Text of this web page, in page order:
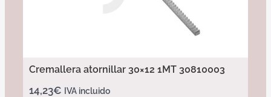
Cremallera atornillar 30×12 1MT 30810003
14,23€ IVA incluido